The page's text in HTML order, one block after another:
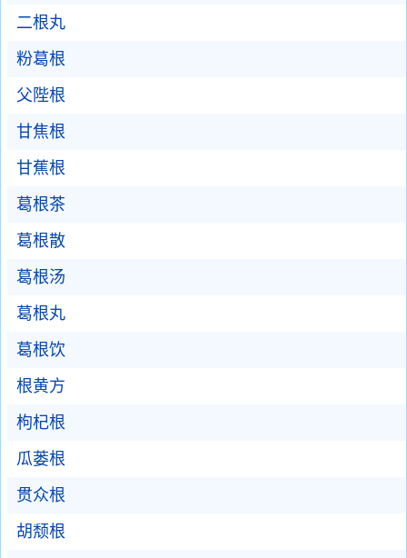
二根丸
粉葛根
父陛根
甘焦根
甘蕉根
葛根茶
葛根散
葛根汤
葛根丸
葛根饮
根黄方
枸杞根
瓜蒌根
贯众根
胡颓根